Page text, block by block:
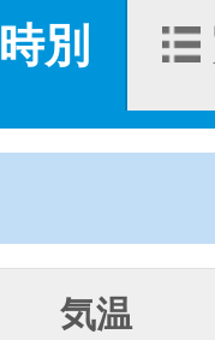
時別
気温